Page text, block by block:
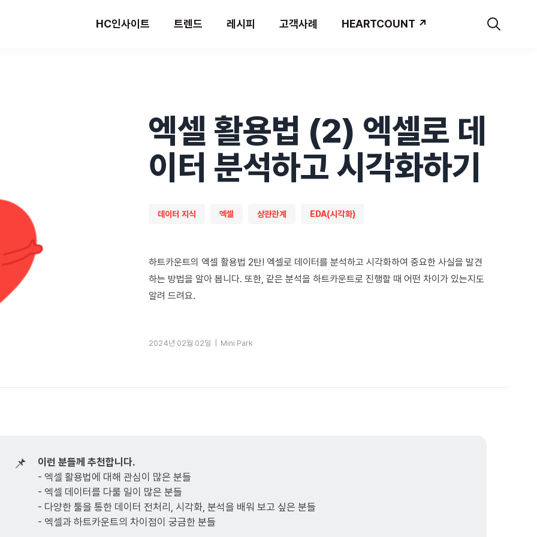
HC인사이트 트렌드 레시피 고객사례 HEARTCOUNT ↗
엑셀 활용법 (2) 엑셀로 데
이터 분석하고 시각화하기
데이터 지식 엑셀 상관관계 EDA(시각화)
하트카운트의 엑셀 활용법 2탄! 엑셀로 데이터를 분석하고 시각화하여 중요한 사실을 발견
하는 방법을 알아 봅니다. 또한, 같은 분석을 하트카운트로 진행할 때 어떤 차이가 있는지도
알려 드려요.
2024년 02월 02일 | Mini Park
📌
이런 분들께 추천합니다.
- 엑셀 활용법에 대해 관심이 많은 분들
- 엑셀 데이터를 다룰 일이 많은 분들
- 다양한 툴을 통한 데이터 전처리, 시각화, 분석을 배워 보고 싶은 분들
- 엑셀과 하트카운트의 차이점이 궁금한 분들